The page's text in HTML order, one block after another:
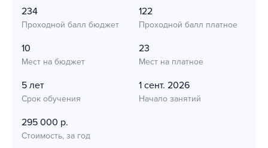
234
Проходной балл бюджет
122
Проходной балл платное
10
Мест на бюджет
23
Мест на платное
5 лет
Срок обучения
1 сент. 2026
Начало занятий
295 000 р.
Стоимость, за год